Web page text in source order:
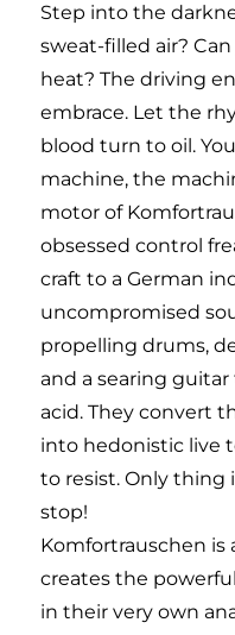
Step into the
sweat-filled air?
heat? The driving
embrace. Let the
blood turn to oil.
machine, the
motor of
obsessed control
craft to a German
uncompromised
propelling drums,
and a searing
acid. They convert
into hedonistic live
to resist. Only thing
stop!
Komfortrauschen is
creates the
in their very own